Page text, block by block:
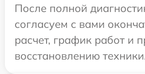
После полной
согласуем с вами
расчет, график работ и
восстановлению